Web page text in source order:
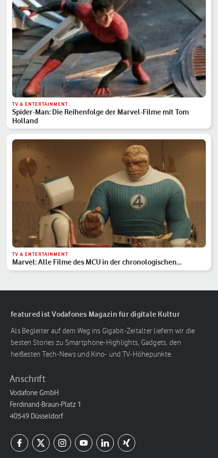
TV & ENTERTAINMENT
Spider-Man: Die Reihenfolge der Marvel-Filme mit Tom
Holland
TV & ENTERTAINMENT
Marvel: Alle Filme des MCU in der chronologischen
Reihenfolge
featured ist Vodafones Magazin für digitale Kultur
Als Begleiter auf dem Weg ins Gigabit-Zeitalter liefern wir die
besten Stories zu Smartphone-Highlights, Gadgets, den
heißesten Tech-News und Kino- und TV-Höhepunkte.
Anschrift
Vodafone GmbH
Ferdinand-Braun-Platz 1
40549 Düsseldorf